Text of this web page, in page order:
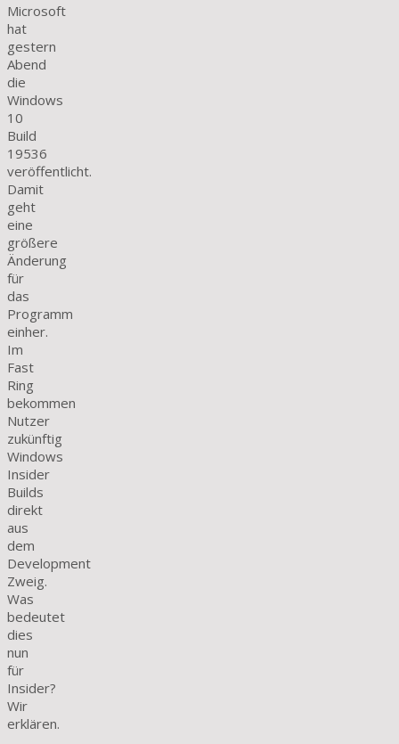
Microsoft
hat
gestern
Abend
die
Windows
10
Build
19536
veröffentlicht.
Damit
geht
eine
größere
Änderung
für
das
Programm
einher.
Im
Fast
Ring
bekommen
Nutzer
zukünftig
Windows
Insider
Builds
direkt
aus
dem
Development
Zweig.
Was
bedeutet
dies
nun
für
Insider?
Wir
erklären.